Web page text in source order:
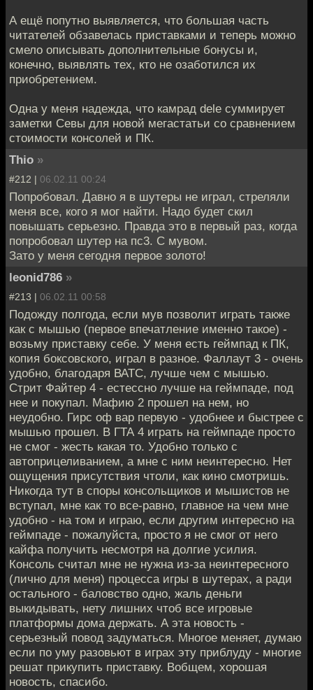
А ещё попутно выявляется, что большая часть
читателей обзавелась приставками и теперь можно
смело описывать дополнительные бонусы и,
конечно, выявлять тех, кто не озаботился их
приобретением.
Одна у меня надежда, что камрад dele суммирует
заметки Севы для новой мегастатьи со сравнением
стоимости консолей и ПК.
Thio »
#212 | 06.02.11 00:24
Попробовал. Давно я в шутеры не играл, стреляли
меня все, кого я мог найти. Надо будет скил
повышать серьезно. Правда это в первый раз, когда
попробовал шутер на пс3. С мувом.
Зато у меня сегодня первое золото!
leonid786 »
#213 | 06.02.11 00:58
Подожду полгода, если мув позволит играть также
как с мышью (первое впечатление именно такое) -
возьму приставку себе. У меня есть геймпад к ПК,
копия боксовского, играл в разное. Фаллаут 3 - очень
удобно, благодаря ВАТС, лучше чем с мышью.
Стрит Файтер 4 - естессно лучше на геймпаде, под
нее и покупал. Мафию 2 прошел на нем, но
неудобно. Гирс оф вар первую - удобнее и быстрее с
мышью прошел. В ГТА 4 играть на геймпаде просто
не смог - жесть какая то. Удобно только с
автоприцеливанием, а мне с ним неинтересно. Нет
ощущения присутствия чтоли, как кино смотришь.
Никогда тут в споры консольщиков и мышистов не
вступал, мне как то все-равно, главное на чем мне
удобно - на том и играю, если другим интересно на
геймпаде - пожалуйста, просто я не смог от него
кайфа получить несмотря на долгие усилия.
Консоль считал мне не нужна из-за неинтересного
(лично для меня) процесса игры в шутерах, а ради
остального - баловство одно, жаль деньги
выкидывать, нету лишних чтоб все игровые
платформы дома держать. А эта новость -
серьезный повод задуматься. Многое меняет, думаю
если по уму разовьют в играх эту приблуду - многие
решат прикупить приставку. Вобщем, хорошая
новость, спасибо.